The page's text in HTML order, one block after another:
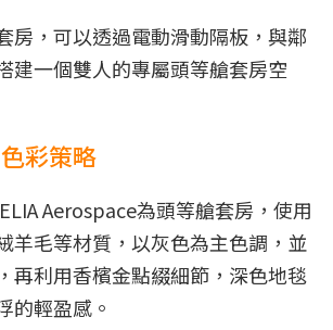
房，可以透過電動滑動隔板，與鄰
建一個雙人的專屬頭等艙套房空
彩策略
Aerospace為頭等艙套房，使用
羊毛等材質，以灰色為主色調，並
再利用香檳金點綴細節，深色地毯
的輕盈感。